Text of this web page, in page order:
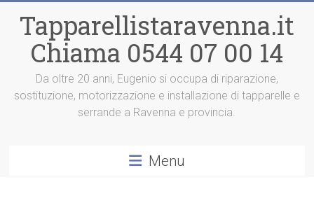
contenuto
Tapparellistaravenna.it
Chiama 0544 07 00 14
Da oltre 20 anni, Eugenio si occupa di riparazione,
sostituzione, motorizzazione e installazione di tapparelle e
serrande a Ravenna e provincia.
Menu